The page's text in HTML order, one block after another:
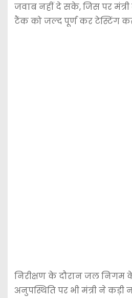
जवाब नहीं दे सके, जिस पर
टैंक को जल्द पूर्ण कर टेस्टिंग
निरीक्षण के दौरान जल
अनुपस्थिति पर भी मंत्री ने कड़ी